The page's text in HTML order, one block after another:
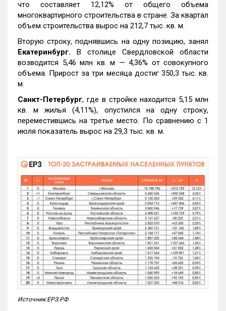
что составляет 12,12% от общего объема
многоквартирного строительства в стране. За квартал
объем строительства вырос на 212,7 тыс. кв. м.
Вторую строку, поднявшись на одну позицию, занял
Екатеринбург.
В столице Свердловской области
возводится 5,46 млн кв. м — 4,36% от совокупного
объема. Прирост за три месяца достиг 350,3 тыс. кв.
м.
Санкт-Петербург, где в стройке находится 5,15 млн
кв. м жилья (4,11%), опустился на одну строку,
переместившись на третье место. По сравнению с 1
июля показатель вырос на 29,3 тыс. кв. м.
Источник:ЕРЗ.РФ